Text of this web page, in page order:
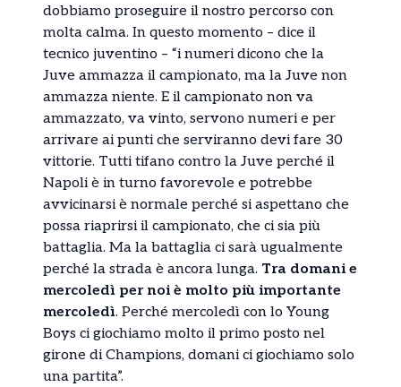
dobbiamo proseguire il nostro percorso con
molta calma. In questo momento – dice il
tecnico juventino – “i numeri dicono che la
Juve ammazza il campionato, ma la Juve non
ammazza niente. E il campionato non va
ammazzato, va vinto, servono numeri e per
arrivare ai punti che serviranno devi fare 30
vittorie. Tutti tifano contro la Juve perché il
Napoli è in turno favorevole e potrebbe
avvicinarsi è normale perché si aspettano che
possa riaprirsi il campionato, che ci sia più
battaglia. Ma la battaglia ci sarà ugualmente
perché la strada è ancora lunga. Tra domani e
mercoledì per noi è molto più importante
mercoledì. Perché mercoledì con lo Young
Boys ci giochiamo molto il primo posto nel
girone di Champions, domani ci giochiamo solo
una partita”.